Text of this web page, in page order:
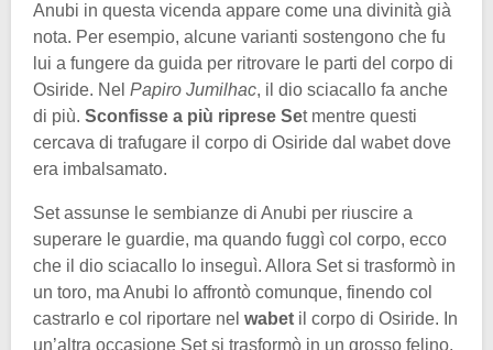
Anubi in questa vicenda appare come una divinità già
nota. Per esempio, alcune varianti sostengono che fu
lui a fungere da guida per ritrovare le parti del corpo di
Osiride. Nel Papiro Jumilhac, il dio sciacallo fa anche
di più. Sconfisse a più riprese Set mentre questi
cercava di trafugare il corpo di Osiride dal wabet dove
era imbalsamato.
Set assunse le sembianze di Anubi per riuscire a
superare le guardie, ma quando fuggì col corpo, ecco
che il dio sciacallo lo inseguì. Allora Set si trasformò in
un toro, ma Anubi lo affrontò comunque, finendo col
castrarlo e col riportare nel wabet il corpo di Osiride. In
un’altra occasione Set si trasformò in un grosso felino,